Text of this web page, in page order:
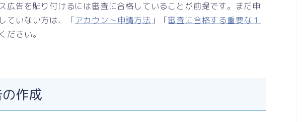
広告を貼り付けるには審査に合格していることが前提です。まだ申
ていない方は、「アカウント申請方法 」「審査に合格する重要な１
ださい。
作成